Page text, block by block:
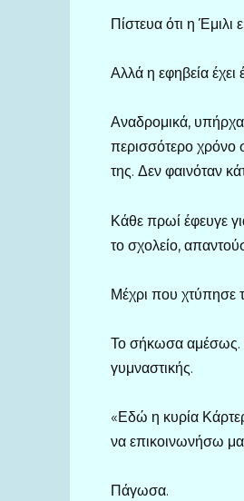
Πίστευα ότι η
Αλλά η εφηβεία έχει
Αναδρομικά,
περισσότερο
της. Δεν φαινόταν
Κάθε πρωί έφευγε
το σχολείο,
Μέχρι που χτύπησε
Το σήκωσα αμέσως.
γυμναστικής.
«Εδώ η κυρία
να επικοινωνήσω
Πάγωσα.